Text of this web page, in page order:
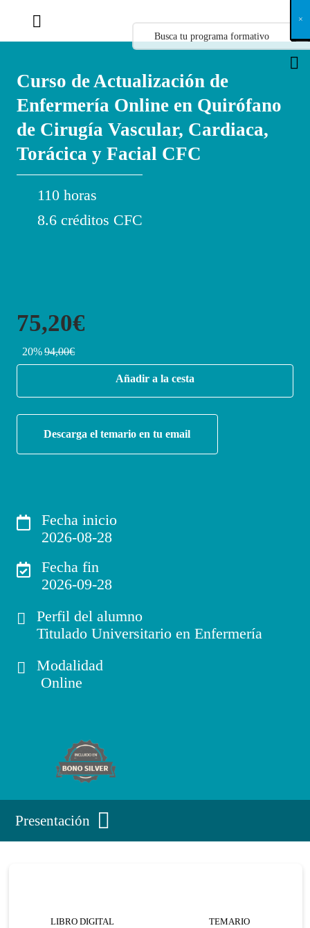
Curso de Actualización de
Enfermería Online en Quirófano
de Cirugía Vascular, Cardiaca,
Torácica y Facial CFC
110 horas
8.6 créditos CFC
75,20€
20%94,00€
Añadir a la cesta
Descarga el temario en tu email
Fecha inicio
2026-08-28
Fecha fin
2026-09-28
Perfil del alumno
Titulado Universitario en Enfermería
Modalidad
Online
Presentación
LIBRO DIGITAL
TEMARIO
X
×
×
×
×
×
×
×
×
×
×
×
×
×
×
×
×
×
×
×
×
×
×
×
×
×
×
×
×
×
×
×
×
×
×
×
×
×
×
×
×
×
×
×
×
×
×
×
×
×
×
×
×
×
×
×
×
×
×
×
×
×
×
×
×
×
×
×
×
×
×
×
×
×
×
×
×
×
×
×
×
×
×
×
×
×
×
×
×
×
×
×
×
×
×
×
×
×
×
×
×
×
×
×
×
×
×
×
×
×
×
×
×
×
×
×
×
×
×
×
×
×
×
×
×
×
×
×
×
×
×
×
×
×
×
×
×
×
×
×
×
×
×
×
×
×
×
×
×
×
×
×
×
×
×
×
×
×
×
×
×
×
×
×
×
×
×
×
×
×
×
×
×
×
×
×
×
×
×
×
×
×
×
×
×
×
×
×
×
×
×
×
×
×
×
×
×
×
×
×
×
×
×
×
×
×
×
×
×
×
×
×
×
×
×
×
×